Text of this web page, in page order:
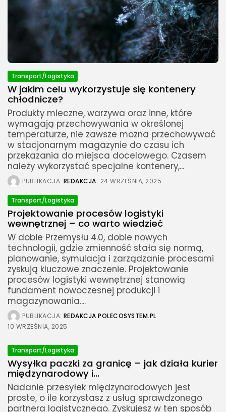
Transport/Logistyka
W jakim celu wykorzystuje się kontenery
chłodnicze?
Produkty mleczne, warzywa oraz inne, które
wymagają przechowywania w określonej
temperaturze, nie zawsze można przechowywać
w stacjonarnym magazynie do czasu ich
przekazania do miejsca docelowego. Czasem
należy wykorzystać specjalne kontenery,...
PUBLIKACJA: REDAKCJA 24 WRZEŚNIA, 2025
Transport/Logistyka
Projektowanie procesów logistyki
wewnętrznej – co warto wiedzieć
W dobie Przemysłu 4.0, dobie nowych
technologii, gdzie zmienność stała się normą,
planowanie, symulacja i zarządzanie procesami
zyskują kluczowe znaczenie. Projektowanie
procesów logistyki wewnętrznej stanowią
fundament nowoczesnej produkcji i
magazynowania....
PUBLIKACJA: REDAKCJA POLECOSYSTEM.PL
10 WRZEŚNIA, 2025
Transport/Logistyka
Wysyłka paczki za granicę – jak działa kurier
międzynarodowy i...
Nadanie przesyłek międzynarodowych jest
proste, o ile korzystasz z usług sprawdzonego
partnera logistycznego. Zyskujesz w ten sposób